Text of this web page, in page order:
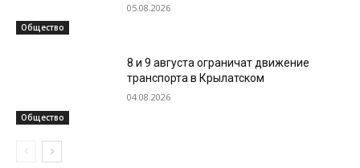
Общество
05.08.2026
Общество
8 и 9 августа ограничат движение
транспорта в Крылатском
04.08.2026